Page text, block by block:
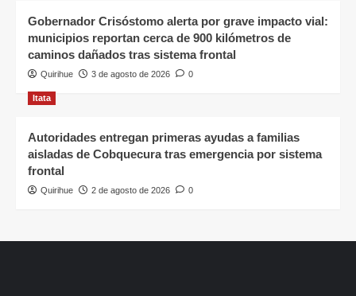
Gobernador Crisóstomo alerta por grave impacto vial:
municipios reportan cerca de 900 kilómetros de
caminos dañados tras sistema frontal
Quirihue 3 de agosto de 2026 0
Itata
Autoridades entregan primeras ayudas a familias
aisladas de Cobquecura tras emergencia por sistema
frontal
Quirihue 2 de agosto de 2026 0